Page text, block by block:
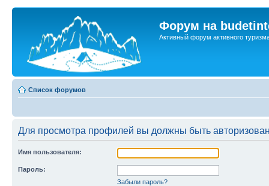
Форум на
Активный форум активного
Список форумов
Для просмотра профилей вы должны быть
Имя пользователя:
Пароль:
Забыли пароль?